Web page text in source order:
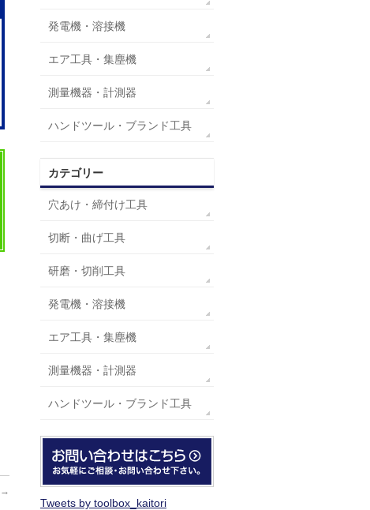
→
発電機・溶接機
エア工具・集塵機
測量機器・計測器
ハンドツール・ブランド工具
カテゴリー
穴あけ・締付け工具
切断・曲げ工具
研磨・切削工具
発電機・溶接機
エア工具・集塵機
測量機器・計測器
ハンドツール・ブランド工具
Tweets by toolbox_kaitori